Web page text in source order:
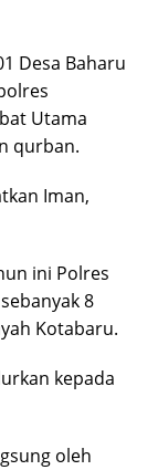
Desa Baharu
Utama
qurban.
Iman,
ini Polres
8
Kotabaru.
kepada
oleh